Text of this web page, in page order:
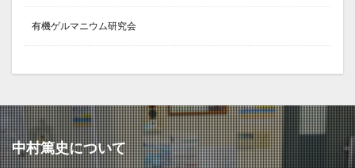
有機ゲルマニウム研究会
中村篤史について